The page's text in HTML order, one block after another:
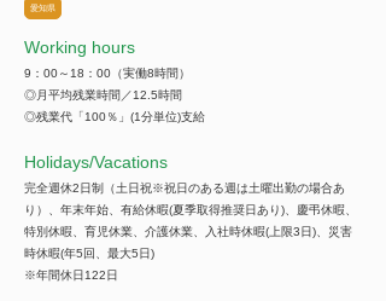
愛知県
Working hours
9：00～18：00（実働8時間）
◎月平均残業時間／12.5時間
◎残業代「100％」(1分単位)支給
​Holidays/Vacations
完全週休2日制（土日祝※祝日のある週は土曜出勤の場合あ
り）、年末年始、有給休暇(夏季取得推奨日あり)、慶弔休暇、
特別休暇、育児休業、介護休業、入社時休暇(上限3日)、災害
時休暇(年5回、最大5日)
※年間休日122日